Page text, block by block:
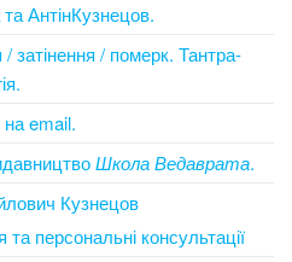
АнтінКузнецов.
/ померк. Тантра-
на email.
Школа Ведаврата.
Кузнецов
персональні консультації